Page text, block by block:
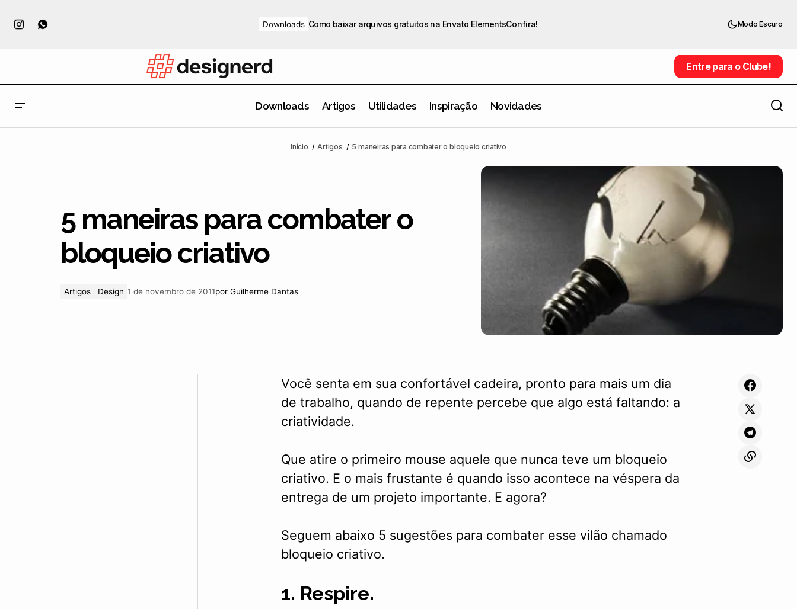
Downloads Como baixar arquivos gratuitos na Envato ElementsConfira! Modo Escuro
Entre para o Clube!
Entre para o Clube!
Downloads Artigos Utilidades Inspiração Novidades
Artigos Design 5 maneiras para combater o bloqueio criativo
Início Artigos 5 maneiras para combater o bloqueio criativo
5 maneiras para combater o
bloqueio criativo
Artigos Design 1 de novembro de 2011por Guilherme Dantas
Você senta em sua confortável cadeira, pronto para mais um dia
de trabalho, quando de repente percebe que algo está faltando: a
criatividade.
Que atire o primeiro mouse aquele que nunca teve um bloqueio
criativo. E o mais frustante é quando isso acontece na véspera da
entrega de um projeto importante. E agora?
Seguem abaixo 5 sugestões para combater esse vilão chamado
bloqueio criativo.
1. Respire.